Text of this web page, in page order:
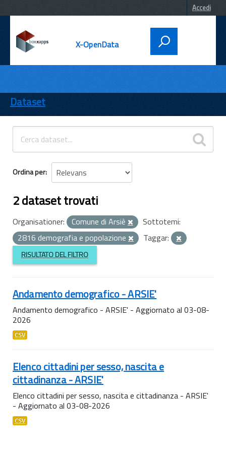
Accedi
X-OpenData
ENTI
TEMI
INFORMAZIONI
Dataset
Ordina per
2 dataset trovati
Organisationer: Comune di Arsiè
Sottotemi:
2816 demografia e popolazione
Taggar:
RISULTATO DEL FILTRO
Andamento demografico - ARSIE'
Andamento demografico - ARSIE' - Aggiornato al 03-08-
2026
CSV
Elenco cittadini per sesso, nascita e
cittadinanza - ARSIE'
Elenco cittadini per sesso, nascita e cittadinanza - ARSIE'
- Aggiornato al 03-08-2026
CSV